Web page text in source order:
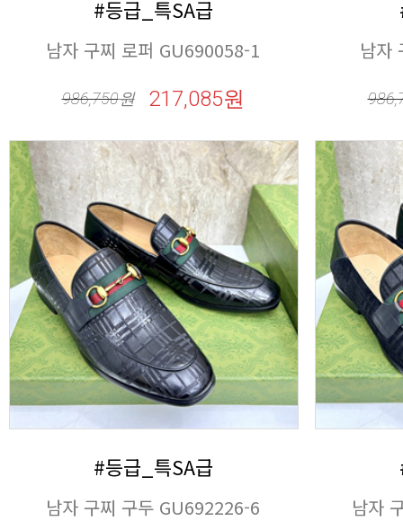
#등급_특SA급
남자 구찌 로퍼 GU690058-1
986,750원 217,085원
남자
#등급_특SA급
남자 구찌 구두 GU692226-6 남자